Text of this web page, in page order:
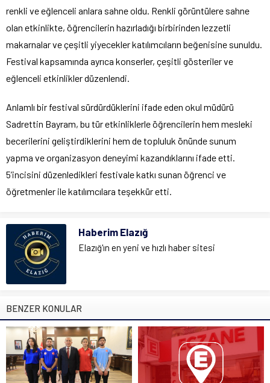
renkli ve eğlenceli anlara sahne oldu. Renkli görüntülere sahne
olan etkinlikte, öğrencilerin hazırladığı birbirinden lezzetli
makarnalar ve çeşitli yiyecekler katılımcıların beğenisine sunuldu.
Festival kapsamında ayrıca konserler, çeşitli gösteriler ve
eğlenceli etkinlikler düzenlendi.
Anlamlı bir festival sürdürdüklerini ifade eden okul müdürü
Sadrettin Bayram, bu tür etkinliklerle öğrencilerin hem mesleki
becerilerini geliştirdiklerini hem de topluluk önünde sunum
yapma ve organizasyon deneyimi kazandıklarını ifade etti.
5’incisini düzenledikleri festivale katkı sunan öğrenci ve
öğretmenler ile katılımcılara teşekkür etti.
Haberim Elazığ
Elazığ'ın en yeni ve hızlı haber sitesi
BENZER KONULAR